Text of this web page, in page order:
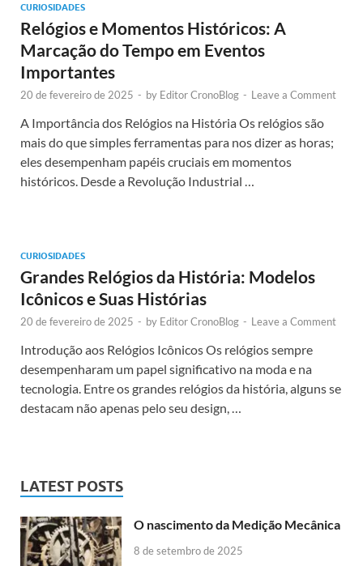
CURIOSIDADES
Relógios e Momentos Históricos: A
Marcação do Tempo em Eventos
Importantes
20 de fevereiro de 2025 - by Editor CronoBlog - Leave a Comment
A Importância dos Relógios na História Os relógios são
mais do que simples ferramentas para nos dizer as horas;
eles desempenham papéis cruciais em momentos
históricos. Desde a Revolução Industrial …
CURIOSIDADES
Grandes Relógios da História: Modelos
Icônicos e Suas Histórias
20 de fevereiro de 2025 - by Editor CronoBlog - Leave a Comment
Introdução aos Relógios Icônicos Os relógios sempre
desempenharam um papel significativo na moda e na
tecnologia. Entre os grandes relógios da história, alguns se
destacam não apenas pelo seu design, …
LATEST POSTS
O nascimento da Medição Mecânica
8 de setembro de 2025